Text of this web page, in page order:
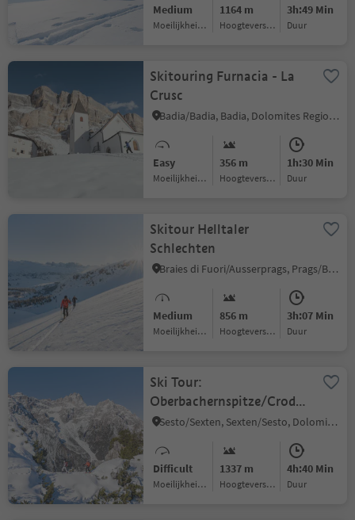
Medium
Moeilijkheidsgraad
1164 m
Hoogteverschil
3h:49 Min
Duur
Skitouring Furnacia - La
Crusc
Badia/Badia, Badia, Dolomites Region Alta Badia
Easy
Moeilijkheidsgraad
356 m
Hoogteverschil
1h:30 Min
Duur
Skitour Helltaler
Schlechten
Braies di Fuori/Ausserprags, Prags/Braies, Dolomites Region 3 Zinnen
Medium
Moeilijkheidsgraad
856 m
Hoogteverschil
3h:07 Min
Duur
Ski Tour:
Oberbachernspitze/Crode
Fiscaline
Sesto/Sexten, Sexten/Sesto, Dolomites Region 3 Zinnen
Difficult
Moeilijkheidsgraad
1337 m
Hoogteverschil
4h:40 Min
Duur